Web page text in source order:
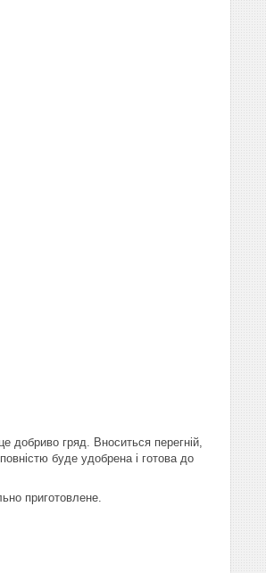
добриво гряд. Вноситься перегній,
буде удобрена і готова до
приготовлене.